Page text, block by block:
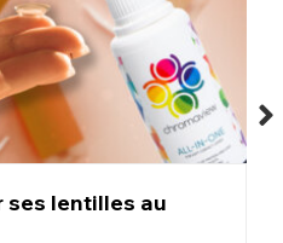
imiter les yeux d'un vampire,
un franc succès
des participants aux
– Nos lentilles rouges en
d'Halloween. Leur design,
de haut en bas et de
ses lentilles au